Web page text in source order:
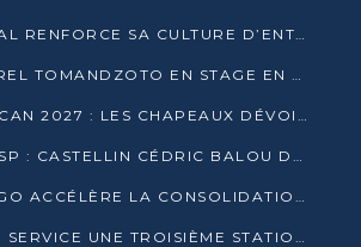
CONGO TERMINAL RENFORCE SA CULTURE D’ENTREPRISE AVEC LE PROGRAMME « WIN TOGETHER »
FOOTBALL : BOREL TOMANDZOTO EN STAGE EN ESPAGNE AVEC POLISSYA FC
ÉLIMINATOIRES CAN 2027 : LES CHAPEAUX DÉVOILÉS, LE CONGO FIXÉ SUR SON SORT
PROPOS DU DGSP : CASTELLIN CÉDRIC BALOU DÉNONCE DES PROPOS INTIMIDANTS
SANTÉ : LE CONGO ACCÉLÈRE LA CONSOLIDATION DE L’OFFRE DE SOINS
LA LCDE MET EN SERVICE UNE TROISIÈME STATION D’EAU POTABLE À MFILOU